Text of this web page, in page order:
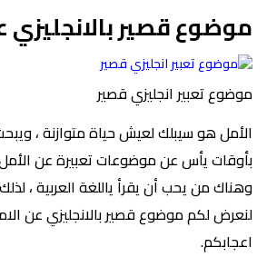
موضوع قصير بالانجليزي
موضوع تعبير انجليزي قصير
الأمل هو سيبلك لعيش حياة متوازنة ،
بأوقات يأس عن موضوعات تعبيرة عن
وهناك من يحب أن يقرأ ياللغة العربية ،
لنعرض لكم موضوع قصير بالانجليزي عن
اعجابكم.